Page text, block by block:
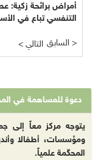
أمراض برائحة زكية:
التنفسي تباع في
< التالي السابق >
دعوة للمساهمة في
يتوجه مركز معاً إلى
ومؤسسات، أطفالا
المحكّمة علمياً.